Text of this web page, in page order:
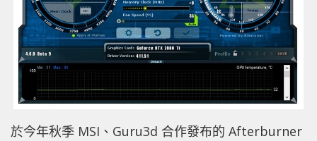
於今年秋季 MSI、Guru3d 合作發布的 Afterburner